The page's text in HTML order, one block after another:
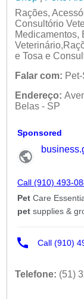
Rações,
Consultório
Medicamentos,
e Tosa e
Falar com: Pet-
Endereço:
Belas - SP
Telefone: (51)